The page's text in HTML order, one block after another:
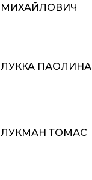
МИХАЙЛОВИЧ
ЛУККА ПАОЛИНА
ЛУКМАН ТОМАС